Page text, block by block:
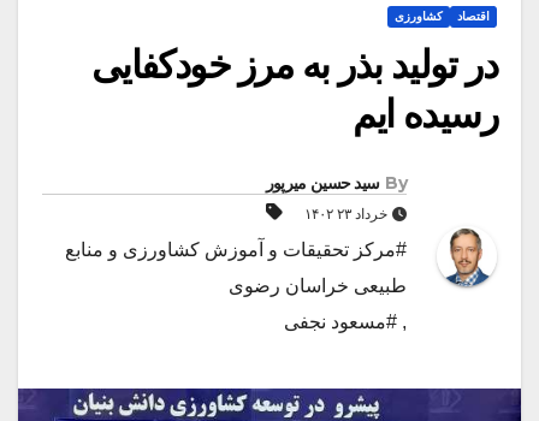
اقتصاد کشاورزی
در تولید بذر به مرز خودکفایی
رسیده ایم
By سید حسین میرپور
خرداد ۲۳ ۱۴۰۲
#مرکز تحقیقات و آموزش کشاورزی و منابع
طبیعی خراسان رضوی
, #مسعود نجفی